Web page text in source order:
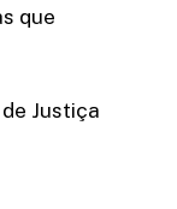
que
Justiça